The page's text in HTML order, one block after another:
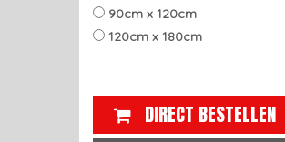
90cm x 120cm
120cm x 180cm
DIRECT BESTELLEN